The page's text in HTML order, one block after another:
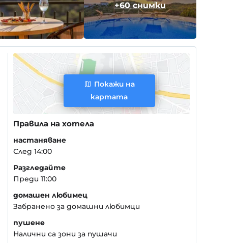
+60 снимки
Покажи на
картата
Правила на хотела
настаняване
След 14:00
Разгледайте
Преди 11:00
домашен любимец
Забранено за домашни любимци
пушене
Налични са зони за пушачи